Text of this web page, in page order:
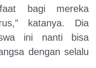
bagi mereka
katanya. Dia
ini nanti bisa
dengan selalu